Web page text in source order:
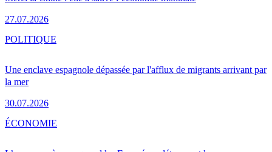
27.07.2026
Une enclave espagnole dépassée par l'afflux de migrants arrivant par
la mer
30.07.2026
POLITIQUE
ÉCONOMIE